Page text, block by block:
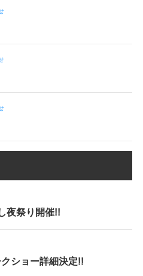
夜祭り開催!!
ショー詳細決定!!